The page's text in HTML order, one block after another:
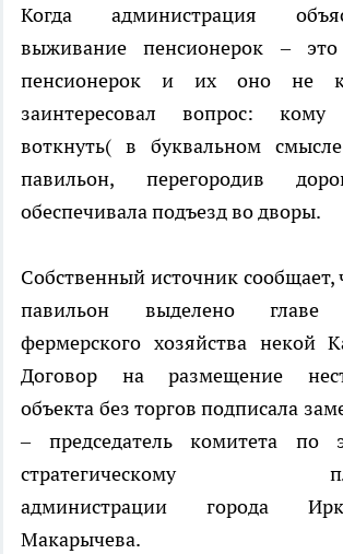
Когда администрация
выживание пенсионерок –
пенсионерок и их оно не
заинтересовал вопрос:
воткнуть( в буквальном
павильон, перегородив
обеспечивала подъезд во дворы.
Собственный источник сообщает,
павильон выделено главе
фермерского хозяйства некой
Договор на размещение
объекта без торгов подписала
– председатель комитета по
стратегическому
администрации города
Макарычева.